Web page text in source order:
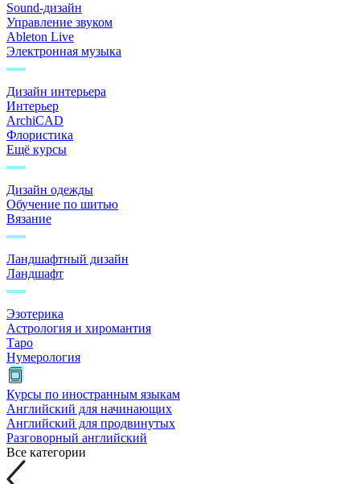
Sound-дизайн
Управление звуком
Ableton Live
Электронная музыка
Дизайн интерьера
Интерьер
ArchiCAD
Флористика
Ещё курсы
Дизайн одежды
Обучение по шитью
Вязание
Ландшафтный дизайн
Ландшафт
Эзотерика
Астрология и хиромантия
Таро
Нумерология
Курсы по иностранным языкам
Английский для начинающих
Английский для продвинутых
Разговорный английский
Все категории